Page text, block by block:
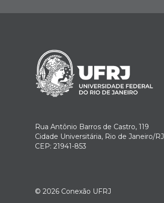
Rua Antônio Barros de Castro, 119
Cidade Universitária, Rio de Janeiro/RJ
CEP: 21941-853
© 2026 Conexão UFRJ